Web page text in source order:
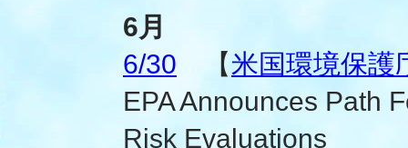
6月
6/30 【米国環境保護
EPA Announces Path
Risk Evaluations